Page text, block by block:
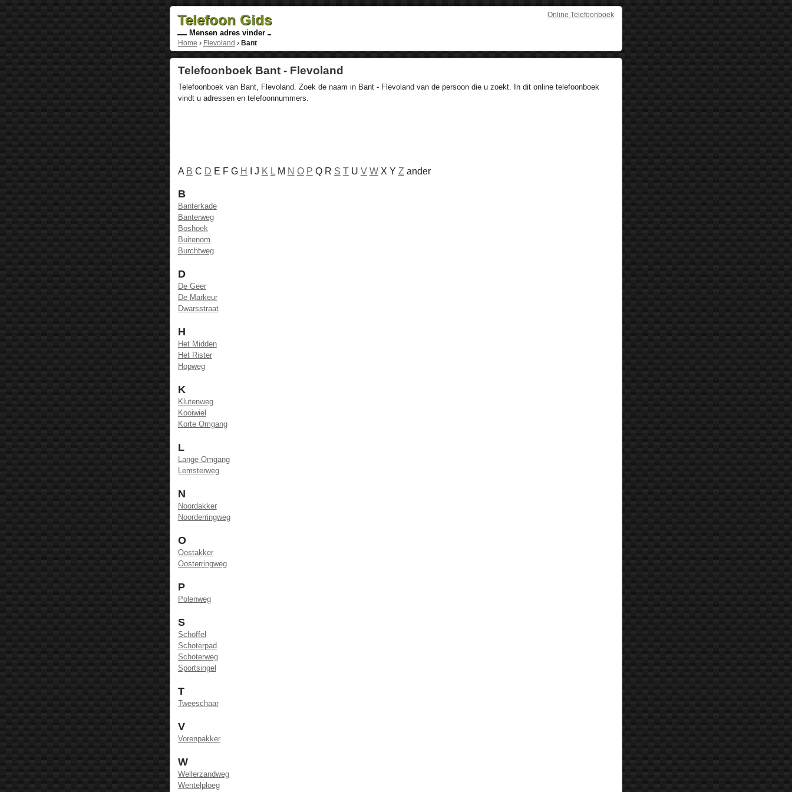
Online Telefoonboek
Telefoon Gids
Mensen adres vinder
Home › Flevoland › Bant
Telefoonboek Bant - Flevoland
Telefoonboek van Bant, Flevoland. Zoek de naam in Bant - Flevoland van de persoon die u zoekt. In dit online telefoonboek
vindt u adressen en telefoonnummers.
A B C D E F G H I J K LM N O P Q R S T U V WX Y Zander
B
Banterkade
Banterweg
Boshoek
Buitenom
Burchtweg
D
De Geer
De Markeur
Dwarsstraat
H
Het Midden
Het Rister
Hopweg
K
Klutenweg
Kooiwiel
Korte Omgang
L
Lange Omgang
Lemsterweg
N
Noordakker
Noorderringweg
O
Oostakker
Oosterringweg
P
Polenweg
S
Schoffel
Schoterpad
Schoterweg
Sportsingel
T
Tweeschaar
V
Vorenpakker
W
Wellerzandweg
Wentelploeg